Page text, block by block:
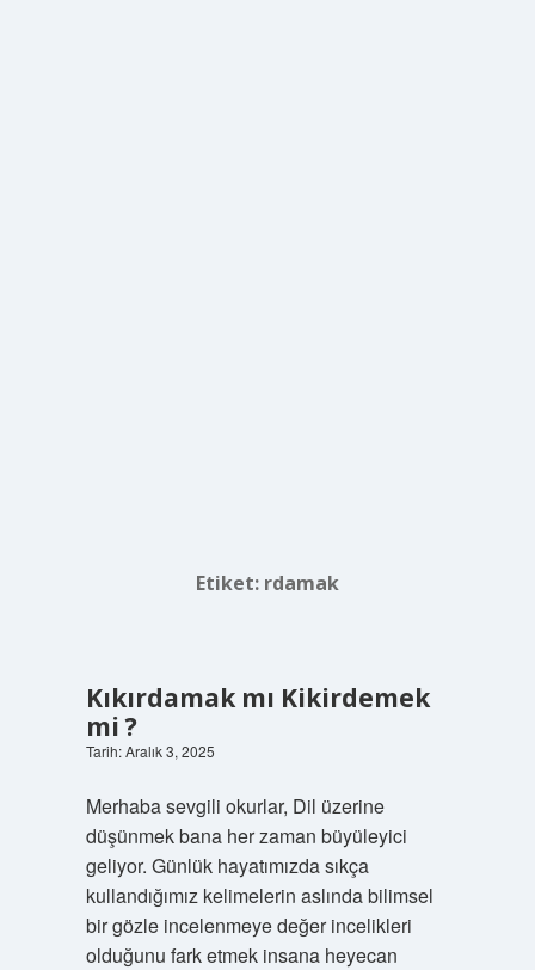
Etiket: rdamak
Kıkırdamak mı Kikirdemek
mi ?
Tarih: Aralık 3, 2025
Merhaba sevgili okurlar, Dil üzerine
düşünmek bana her zaman büyüleyici
geliyor. Günlük hayatımızda sıkça
kullandığımız kelimelerin aslında bilimsel
bir gözle incelenmeye değer incelikleri
olduğunu fark etmek insana heyecan